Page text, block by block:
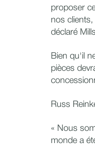
proposer
nos
déclaré
Bien qu'il
pièces
Russ
« Nous
monde a